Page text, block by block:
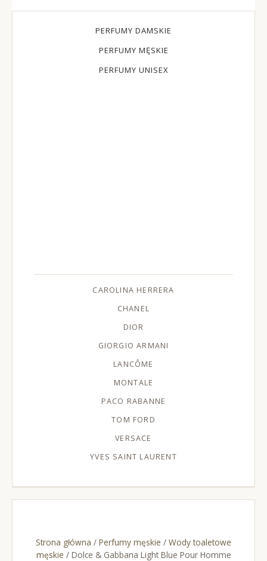
CAROLINA HERRERA
CHANEL
DIOR
GIORGIO ARMANI
LANCÔME
MONTALE
PACO RABANNE
TOM FORD
VERSACE
YVES SAINT LAURENT
PERFUMY DAMSKIE
PERFUMY MĘSKIE
PERFUMY UNISEX
Strona główna / Perfumy męskie / Wody toaletowe
męskie / Dolce & Gabbana Light Blue Pour Homme